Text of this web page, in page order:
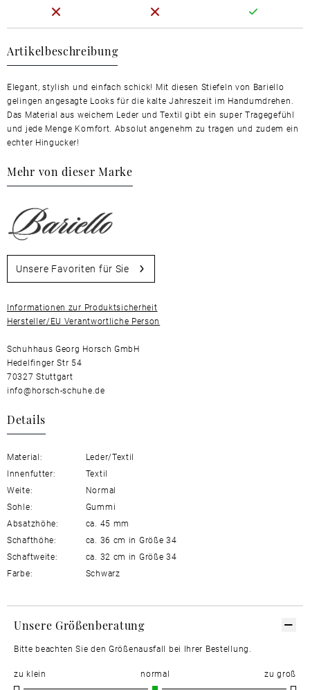
Artikelbeschreibung
Elegant, stylish und einfach schick! Mit diesen Stiefeln von Bariello
gelingen angesagte Looks für die kalte Jahreszeit im Handumdrehen.
Das Material aus weichem Leder und Textil gibt ein super Tragegefühl
und jede Menge Komfort. Absolut angenehm zu tragen und zudem ein
echter Hingucker!
Mehr von dieser Marke
Unsere Favoriten für Sie
Informationen zur Produktsicherheit
Hersteller/EU Verantwortliche Person
Schuhhaus Georg Horsch GmbH
Hedelfinger Str 54
70327 Stuttgart
info@horsch-schuhe.de
Details
Material:
Leder/Textil
Innenfutter:
Textil
Weite:
Normal
Sohle:
Gummi
Absatzhöhe:
ca. 45 mm
Schafthöhe:
ca. 36 cm in Größe 34
Schaftweite:
ca. 32 cm in Größe 34
Farbe:
Schwarz
Unsere Größenberatung
Bitte beachten Sie den Größenausfall bei Ihrer Bestellung.
zu klein normal zu groß